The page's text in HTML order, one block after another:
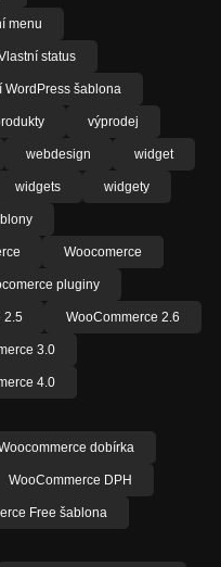
menu
status
WordPress šablona
výprodej
webdesign widget
widgets widgety
Woocomerce
pluginy
2.5 WooCommerce 2.6
3.0
4.0
dobírka
WooCommerce DPH
Free šablona